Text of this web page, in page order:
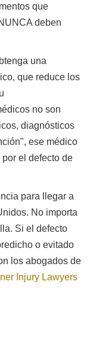
que
deben
una
que reduce los
no son
diagnósticos
ese médico
el defecto de
para llegar a
No importa
Si el defecto
o evitado
los abogados de
Injury Lawyers